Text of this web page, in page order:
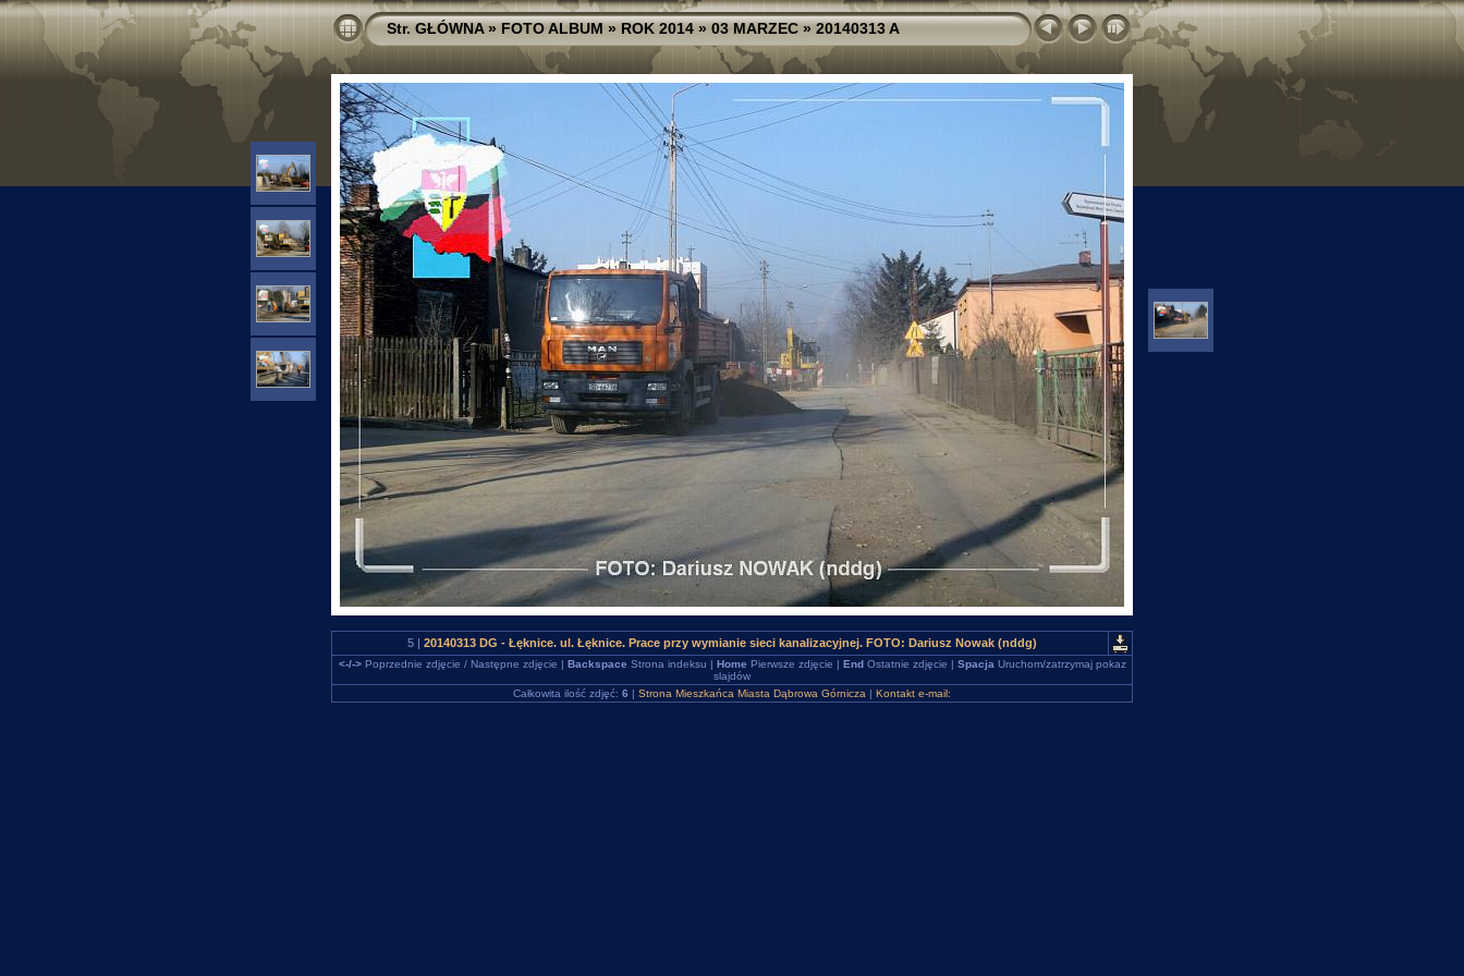
Str. GŁÓWNA»FOTO ALBUM»ROK 2014»03 MARZEC»20140313 A
5 | 20140313 DG - Łęknice. ul. Łęknice. Prace przy wymianie sieci kanalizacyjnej. FOTO: Dariusz Nowak (nddg)
<-/->Poprzednie zdjęcie / Następne zdjęcie | Backspace Strona indeksu | Home Pierwsze zdjęcie | EndOstatnie zdjęcie | Spacja Uruchom/zatrzymaj pokaz
slajdów
Całkowita ilość zdjęć: 6 | Strona Mieszkańca Miasta Dąbrowa Górnicza | Kontakt e-mail: